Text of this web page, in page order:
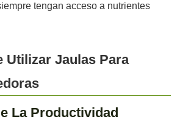
tengan acceso a nutrientes
Utilizar Jaulas Para
La Productividad